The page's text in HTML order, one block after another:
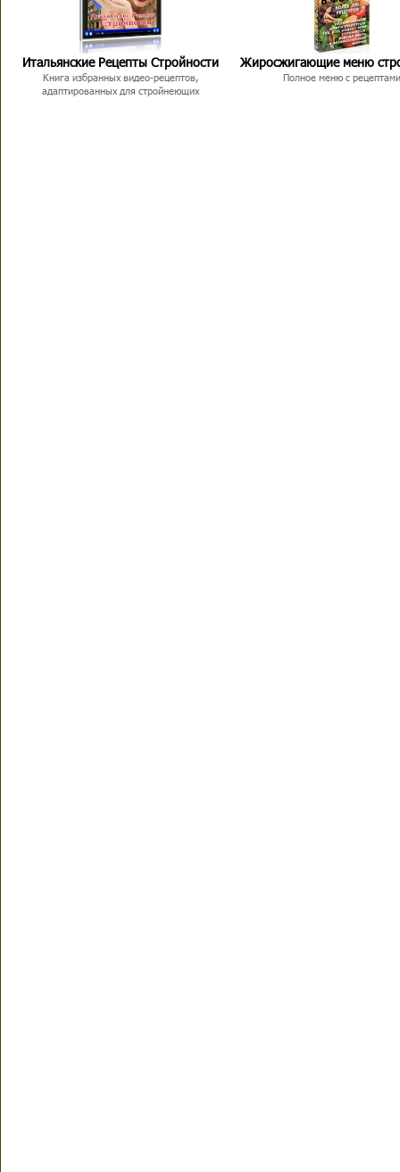
Итальянские Рецепты Стройности
Книга избранных видео-рецептов,
адаптированных для стройнеющих
Жиросжигающие меню
Полное меню с рецептами